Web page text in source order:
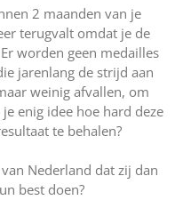
2 maanden van je
terugvalt omdat je de
worden geen medailles
jarenlang de strijd aan
weinig afvallen, om
enig idee hoe hard deze
te behalen?
Nederland dat zij dan
best doen?